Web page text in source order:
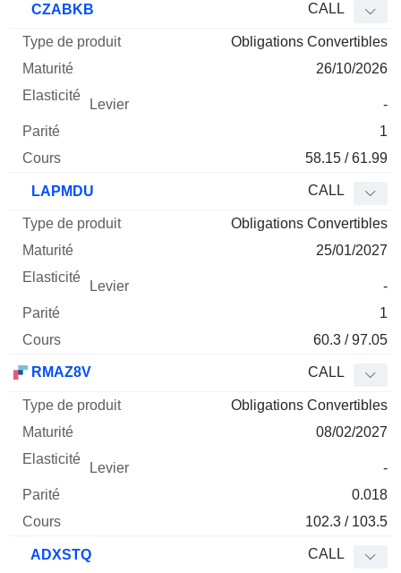
CZABKB CALL
Obligations Convertibles
26/10/2026
-
1
58.15 / 61.99
LAPMDU CALL
Obligations Convertibles
25/01/2027
-
1
60.3 / 97.05
RMAZ8V CALL
Obligations Convertibles
08/02/2027
-
0.018
102.3 / 103.5
ADXSTQ CALL